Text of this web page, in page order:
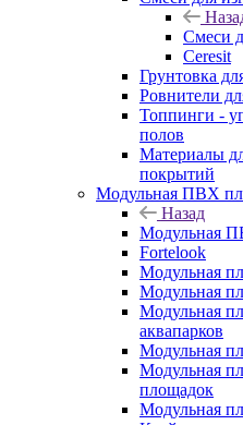
Смеси
Ceresit
Грунтовка
Ровнители
Топпинги -
полов
Материалы
покрытий
Модульная ПВХ
Назад
Модульная
Fortelook
Модульная
Модульная
Модульная
аквапарков
Модульная
Модульная
площадок
Модульная